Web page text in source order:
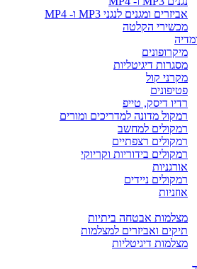
אביזרים ומגנים לנגני MP3 ו- MP4
מכשירי הקלטה
מיקרופונים
מסגרות דיגיטליות
מקרני קול
פטיפונים
רדיו דיסק, טייפ
רמקול מדונה למדריכים ומורים
רמקולים למחשב
רמקולים רצפתיים
רמקולים בידוריות וקריוקי
אורגניות
רמקולים ניידים
אוזניות
מצלמות אבטחה ביתיות
תיקים ואביזרים למצלמות
מצלמות דיגיטליות